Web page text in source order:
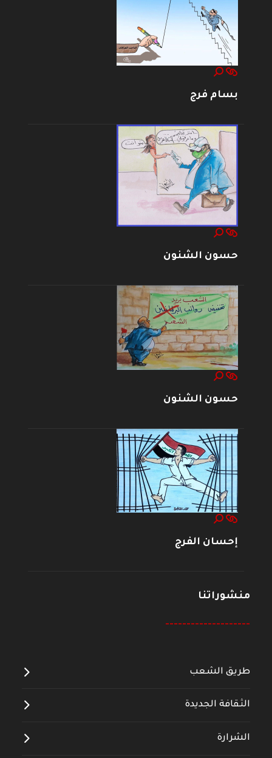
بسام فرج
حسون الشنون
حسون الشنون
إحسان الفرج
منشوراتنا
--------------------
طريق الشعب
الثقافة الجديدة
الشرارة